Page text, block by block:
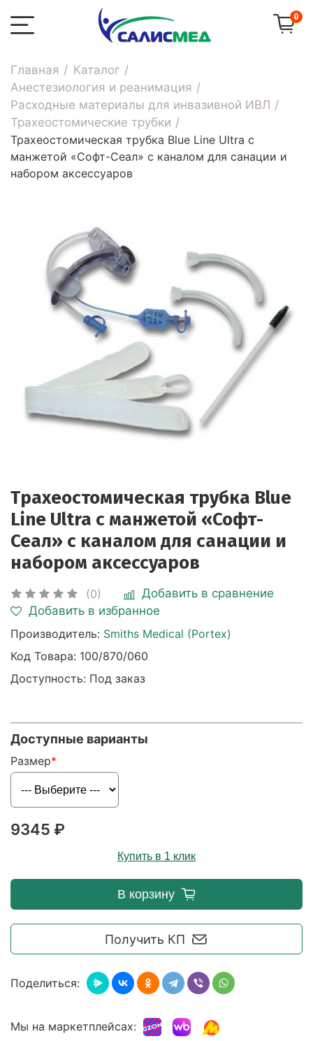
0
Главная
Каталог
Анестезиология и реанимация
Расходные материалы для инвазивной ИВЛ
Трахеостомические трубки
Трахеостомическая трубка Blue Line Ultra с
манжетой «Софт-Сеал» с каналом для санации и
набором аксессуаров
Трахеостомическая трубка Blue
Line Ultra с манжетой «Софт-
Сеал» с каналом для санации и
набором аксессуаров
(0)
Добавить в сравнение
Добавить в избранное
Производитель: Smiths Medical (Portex)
Код Товара: 100/870/060
Доступность: Под заказ
Доступные варианты
Размер
9345 ₽
Купить в 1 клик
Получить КП
В корзину
Поделиться:
Мы на маркетплейсах: